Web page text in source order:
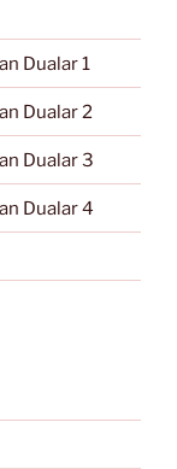
Dualar 1
Dualar 2
Dualar 3
Dualar 4